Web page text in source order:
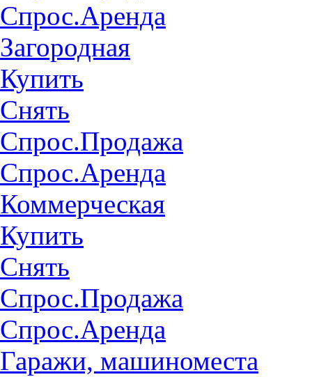
Спрос.Аренда
Загородная
Купить
Снять
Спрос.Продажа
Спрос.Аренда
Коммерческая
Купить
Снять
Спрос.Продажа
Спрос.Аренда
Гаражи, машиноместа